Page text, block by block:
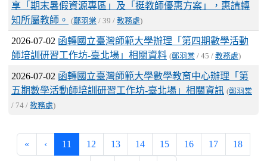
享「期末暑假資源專區」及「挺教師優惠方案」，惠請轉
知所屬教師。
(鄭羽棠 / 39 / 教務處)
2026-07-02 函轉國立臺灣師範大學辦理「第四期數學活動
師培訓研習工作坊-臺北場」相關資料 (鄭羽棠 / 45 / 教務處)
2026-07-02 函轉國立臺灣師範大學數學教育中心辦理「第
五期數學活動師培訓研習工作坊-臺北場」相關資訊 (鄭羽棠
/ 74 / 教務處)
« ‹ 11 (current)
12 13 14 15 16 17 18